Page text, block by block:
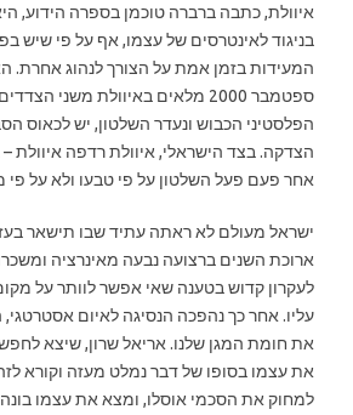
איוולת, כתבה ברברה טוכמן בספרה הידוע,
בניגוד לאינטרסים של עצמו, אף על פי שיש
המעידות בזמן אמת על הצורך לנהוג אחרת.
ספטמבר 2000 מלאים באיוולת משני
הפלסטיני הכבוש ונעדר השלטון, יש לכאוס
הצדקה. בצד הישראלי, איוולת רדפה איוולת
אחר פעם פעל השלטון על פי טבעו ולא על
ישראל מעולם לא ראתה עתיד שבו תישאר
ארוכת השנים ברצועה נבעה מאינרציה
לעקרון קדוש בטענה שאי אפשר לוותר על
עליו. אחר כך נהפכה הנסיגה לאיום
את חומת המגן שלנו. אריאל שרון, שיצא
את עצמו בסופו של דבר נמלט מעזה וקורא לזה
למחוק את הסכמי אוסלו, ומצא את עצמו בונה